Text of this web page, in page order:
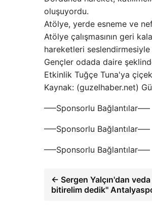
oluşuyordu.
Atölye, yerde esneme ve
Atölye çalışmasının geri
hareketleri
Gençler odada daire
Etkinlik Tuğçe Tuna'ya
Kaynak: (guzelhaber.net)
—–Sponsorlu Bağlantılar—–
—–Sponsorlu Bağlantılar—–
—–Sponsorlu Bağlantılar—–
← Sergen Yalçın'dan veda
bitirelim dedik''